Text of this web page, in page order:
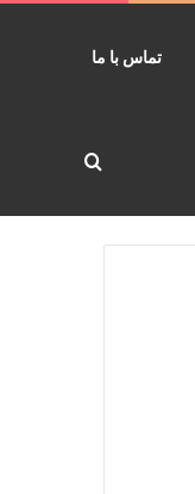
تماس با ما
جستجو